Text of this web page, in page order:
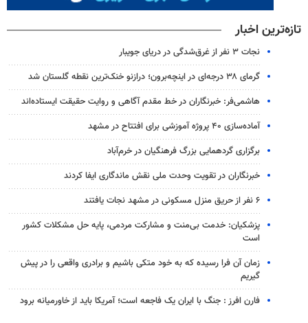
تازه‌ترین اخبار
نجات ۳ نفر از غرق‌شدگی در دریای جویبار
گرمای ۳۸ درجه‌ای در اینچه‌برون؛ درازنو خنک‌ترین نقطه گلستان شد
هاشمی‌فر​​​​​​​: خبرنگاران در خط مقدم آگاهی و روایت حقیقت ایستاده‌اند
آماده‌سازی ۴۰ پروژه آموزشی برای افتتاح در مشهد
برگزاری گردهمایی بزرگ فرهنگیان در خرم‌آباد
خبرنگاران در تقویت وحدت ملی نقش ماندگاری ایفا کردند
۶ نفر از حریق منزل مسکونی در مشهد نجات یافتند
پزشکیان: خدمت بی‌منت و مشارکت مردمی، پایه حل مشکلات کشور
است
زمان آن فرا رسیده که به خود متکی باشیم و برادری واقعی را در پیش
گیریم
فارن افرز : جنگ با ایران یک فاجعه است؛ آمریکا باید از خاورمیانه برود